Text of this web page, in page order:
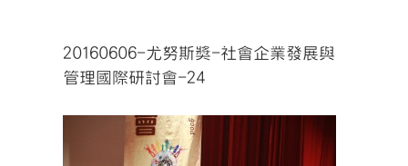
20160606-尤努斯獎-社會企業發展與
管理國際研討會-24